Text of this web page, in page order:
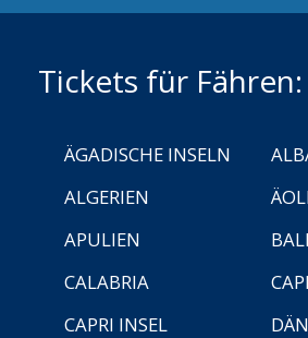
Tickets für
ÄGADISCHE INSELN
ALGERIEN
APULIEN
CALABRIA
CAPRI INSEL